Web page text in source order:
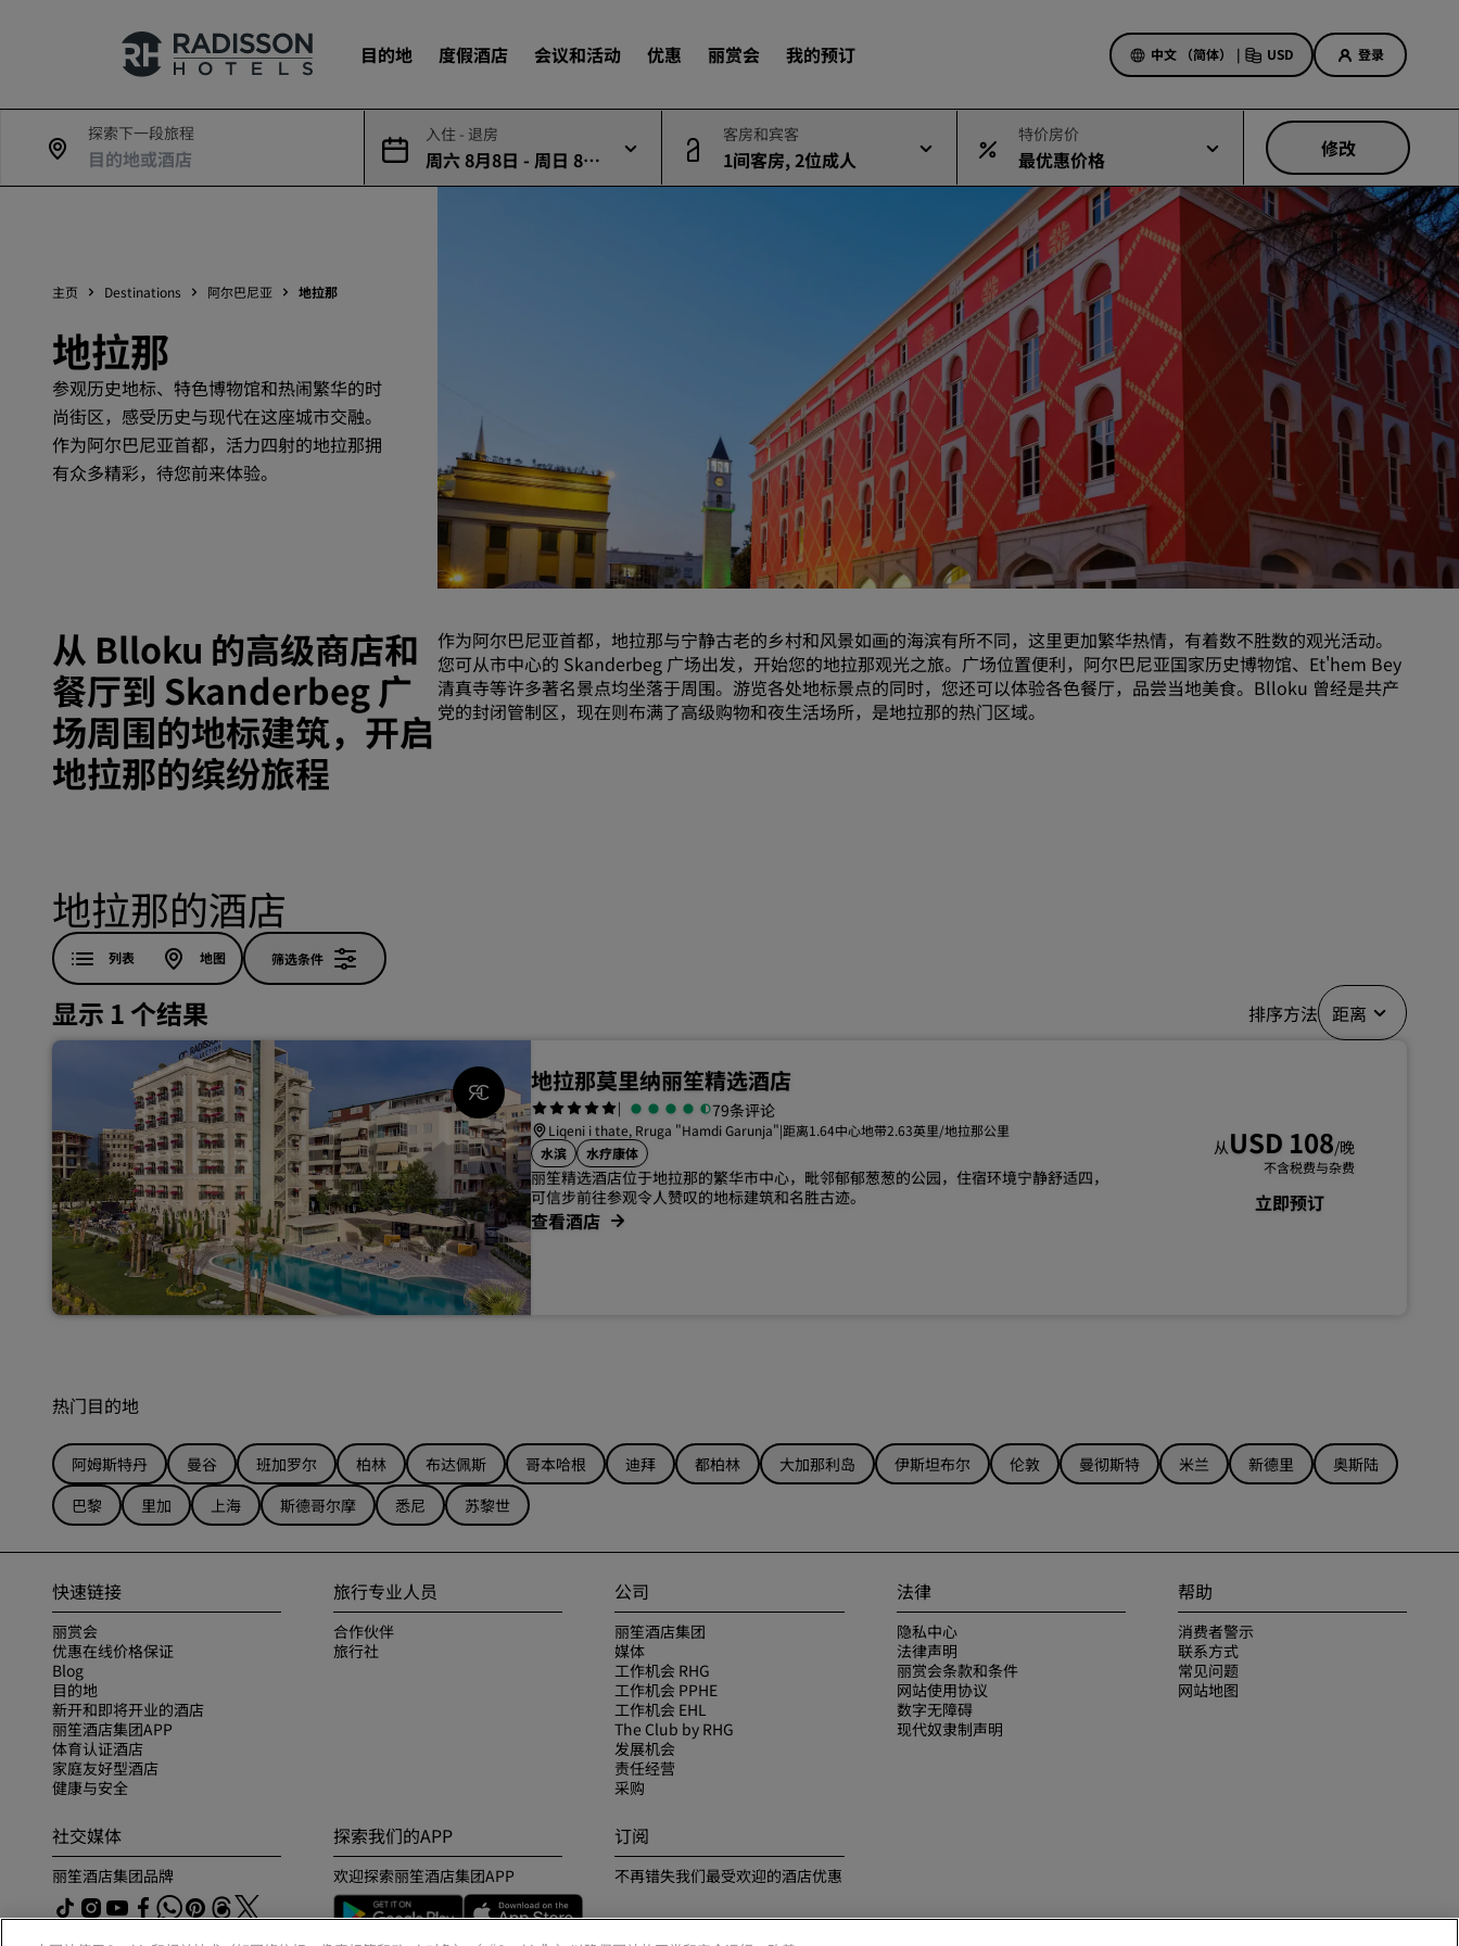
目的地 度假酒店 会议和活动 优惠 丽赏会 我的预订 中文 （简体） | USD 登录
我们的品牌
查找酒店
新开业和即将开业的酒店
会议和活动
探索丽笙会议
预订会议空间
请求报价
活动目的地
行业方案
搜索航班
搜索航班
探索我们的优惠
美好的初遇，丰厚的奖励
当日特惠
提前预订
查看套餐
旅行灵感
家庭友好型酒店
Rad Pets
婚礼场地
环保酒店
体育团队住宿
市中心酒店
访问我们的博客
探索下一段旅程 入住 - 退房
周六 8月8日 - 周日 8月
9日
客房和宾客
1间客房, 2位成人
特价房价
最优惠价格 修改
主页 Destinations 阿尔巴尼亚 地拉那
地拉那
参观历史地标、特色博物馆和热闹繁华的时
尚街区，感受历史与现代在这座城市交融。
作为阿尔巴尼亚首都，活力四射的地拉那拥
有众多精彩，待您前来体验。
从 Blloku 的高级商店和
餐厅到 Skanderbeg 广
场周围的地标建筑，开启
地拉那的缤纷旅程
作为阿尔巴尼亚首都，地拉那与宁静古老的乡村和风景如画的海滨有所不同，这里更加繁华热情，有着数不胜数的观光活动。
您可从市中心的 Skanderbeg 广场出发，开始您的地拉那观光之旅。广场位置便利，阿尔巴尼亚国家历史博物馆、Et'hem Bey
清真寺等许多著名景点均坐落于周围。游览各处地标景点的同时，您还可以体验各色餐厅，品尝当地美食。Blloku 曾经是共产
党的封闭管制区，现在则布满了高级购物和夜生活场所，是地拉那的热门区域。
地拉那的酒店
列表 地图 筛选条件
显示 1 个结果 排序方法 距离
地拉那莫里纳丽笙精选酒店
| 79条评论
Liqeni i thate, Rruga "Hamdi Garunja"|距离1.64中心地带2.63英里/地拉那公里
水滨
水疗康体
丽笙精选酒店位于地拉那的繁华市中心，毗邻郁郁葱葱的公园，住宿环境宁静舒适四，
可信步前往参观令人赞叹的地标建筑和名胜古迹。
查看酒店
从USD 108/晚
不含税费与杂费
立即预订
热门目的地
阿姆斯特丹 曼谷 班加罗尔 柏林 布达佩斯 哥本哈根 迪拜 都柏林 大加那利岛 伊斯坦布尔 伦敦 曼彻斯特 米兰 新德里
奥斯陆
巴黎
里加 上海 斯德哥尔摩 悉尼 苏黎世
快速链接
丽赏会
优惠在线价格保证
Blog
目的地
新开和即将开业的酒店
丽笙酒店集团APP
体育认证酒店
家庭友好型酒店
健康与安全
旅行专业人员
合作伙伴
旅行社
公司
丽笙酒店集团
媒体
工作机会 RHG
工作机会 PPHE
工作机会 EHL
The Club by RHG
发展机会
责任经营
采购
法律
隐私中心
法律声明
丽赏会条款和条件
网站使用协议
数字无障碍
现代奴隶制声明
帮助
消费者警示
联系方式
常见问题
网站地图
社交媒体
丽笙酒店集团品牌
探索我们的APP
欢迎探索丽笙酒店集团APP
订阅
不再错失我们最受欢迎的酒店优惠